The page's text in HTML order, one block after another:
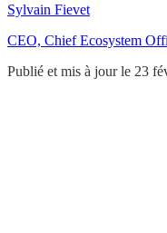
Sylvain Fievet
CEO, Chief Ecosystem
Publié et mis à jour le 23